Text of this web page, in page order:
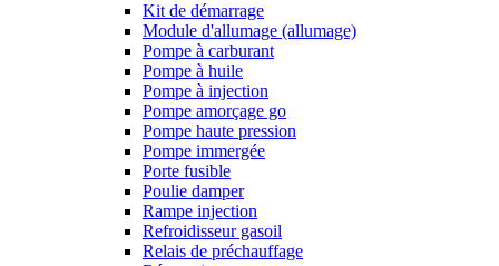
Kit de démarrage
Module d'allumage (allumage)
Pompe à carburant
Pompe à huile
Pompe à injection
Pompe amorçage go
Pompe haute pression
Pompe immergée
Porte fusible
Poulie damper
Rampe injection
Refroidisseur gasoil
Relais de préchauffage